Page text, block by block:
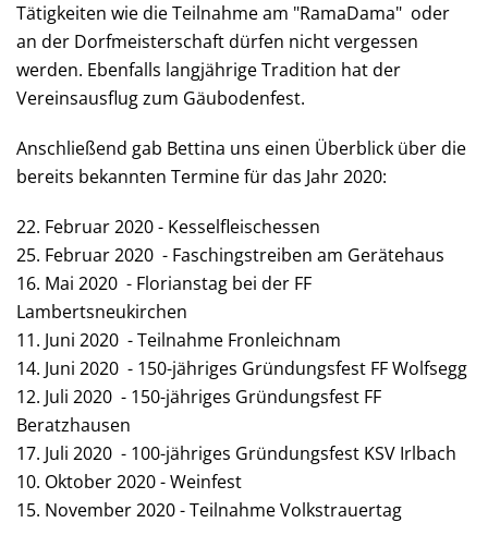
Tätigkeiten wie die Teilnahme am "RamaDama" oder
an der Dorfmeisterschaft dürfen nicht vergessen
werden. Ebenfalls langjährige Tradition hat der
Vereinsausflug zum Gäubodenfest.
Anschließend gab Bettina uns einen Überblick über die
bereits bekannten Termine für das Jahr 2020:
22. Februar 2020 - Kesselfleischessen
25. Februar 2020 - Faschingstreiben am Gerätehaus
16. Mai 2020 - Florianstag bei der FF
Lambertsneukirchen
11. Juni 2020 - Teilnahme Fronleichnam
14. Juni 2020 - 150-jähriges Gründungsfest FF Wolfsegg
12. Juli 2020 - 150-jähriges Gründungsfest FF
Beratzhausen
17. Juli 2020 - 100-jähriges Gründungsfest KSV Irlbach
10. Oktober 2020 - Weinfest
15. November 2020 - Teilnahme Volkstrauertag